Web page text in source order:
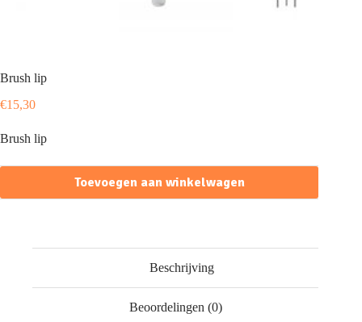
Brush lip
€15,30
Brush lip
Toevoegen aan winkelwagen
Beschrijving
Beoordelingen (0)